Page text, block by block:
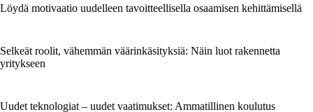
Löydä motivaatio uudelleen tavoitteellisella osaamisen kehittämisellä
Selkeät roolit, vähemmän väärinkäsityksiä: Näin luot rakennetta
yritykseen
Uudet teknologiat – uudet vaatimukset: Ammatillinen koulutus